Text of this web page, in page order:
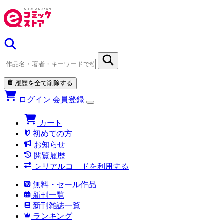
履歴を全て削除する
ログイン 会員登録
カート
初めての方
お知らせ
閲覧履歴
シリアルコードを利用する
無料・セール作品
新刊一覧
新刊雑誌一覧
ランキング